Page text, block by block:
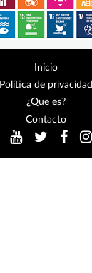
Inicio
Política de privacidad
¿Que es?
Contacto